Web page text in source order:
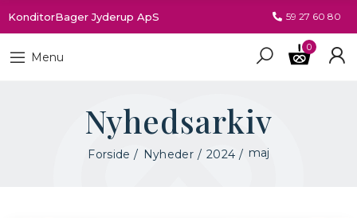
KonditorBager Jyderup ApS 59 27 60 80
Menu
0
Nyhedsarkiv
Forside Nyheder 2024 maj